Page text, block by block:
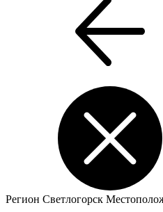
Регион Светлогорск